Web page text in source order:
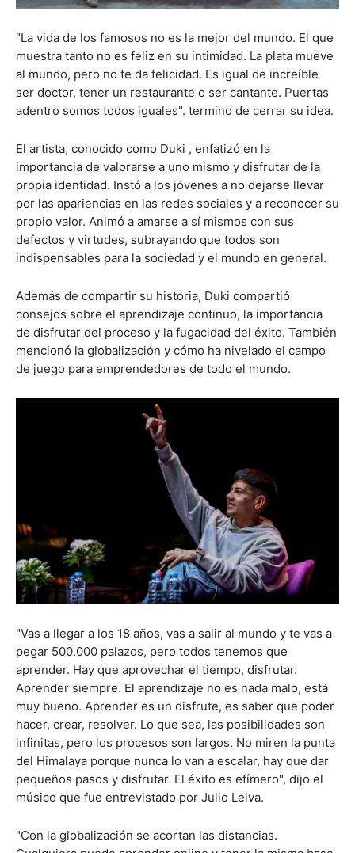
"La vida de los famosos no es la mejor del mundo. El que
muestra tanto no es feliz en su intimidad. La plata mueve
al mundo, pero no te da felicidad. Es igual de increíble
ser doctor, tener un restaurante o ser cantante. Puertas
adentro somos todos iguales". termino de cerrar su idea.
El artista, conocido como Duki , enfatizó en la
importancia de valorarse a uno mismo y disfrutar de la
propia identidad. Instó a los jóvenes a no dejarse llevar
por las apariencias en las redes sociales y a reconocer su
propio valor. Animó a amarse a sí mismos con sus
defectos y virtudes, subrayando que todos son
indispensables para la sociedad y el mundo en general.
Además de compartir su historia, Duki compartió
consejos sobre el aprendizaje continuo, la importancia
de disfrutar del proceso y la fugacidad del éxito. También
mencionó la globalización y cómo ha nivelado el campo
de juego para emprendedores de todo el mundo.
"Vas a llegar a los 18 años, vas a salir al mundo y te vas a
pegar 500.000 palazos, pero todos tenemos que
aprender. Hay que aprovechar el tiempo, disfrutar.
Aprender siempre. El aprendizaje no es nada malo, está
muy bueno. Aprender es un disfrute, es saber que poder
hacer, crear, resolver. Lo que sea, las posibilidades son
infinitas, pero los procesos son largos. No miren la punta
del Himalaya porque nunca lo van a escalar, hay que dar
pequeños pasos y disfrutar. El éxito es efímero", dijo el
músico que fue entrevistado por Julio Leiva.
"Con la globalización se acortan las distancias.